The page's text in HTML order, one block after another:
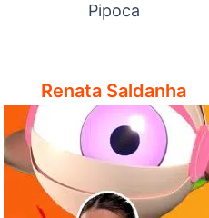
Pipoca
Renata Saldanha